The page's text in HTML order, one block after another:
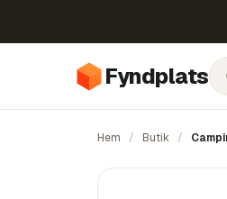
Fyndplats
Hem / Butik /